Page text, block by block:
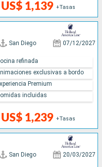
US$ 1,139 +Tasas
San Diego 07/12/2027
US$ 1,239 +Tasas
refinada
exclusivas a bordo
Premium
incluidas
San Diego 20/03/2027